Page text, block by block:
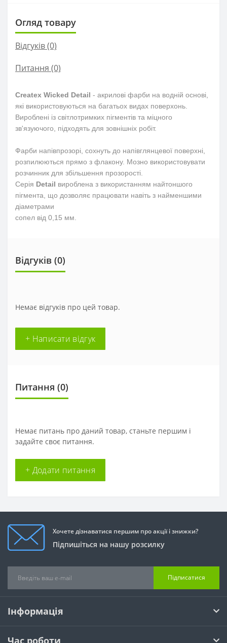
Огляд товару
Відгуків (0)
Питання (0)
Createx Wicked Detail - акрилові фарби на водній основі,
які використовуються на багатьох видах поверхонь.
Вироблені із світлотримких пігментів та міцного
зв'язуючого, підходять для зовнішніх робіт.
Фарби напівпрозорі, сохнуть до напівглянцевої поверхні,
розпилюються прямо з флакону. Мозно використовувати
розчинник для збільшення прозорості.
Серія Detail вироблена з використанням найтоншого
пігмента, що дозволяє працювати навіть з найменшими
діаметрами
сопел від 0,15 мм.
Відгуків (0)
Немає відгуків про цей товар.
+ Написати відгук
Питання (0)
Немає питань про даний товар, станьте першим і
задайте своє питання.
+ Додати питання
Хочете дізнаватися першим про акції і знижки?
Підпишіться на нашу розсилку
Підписатися
Інформація
Час роботи